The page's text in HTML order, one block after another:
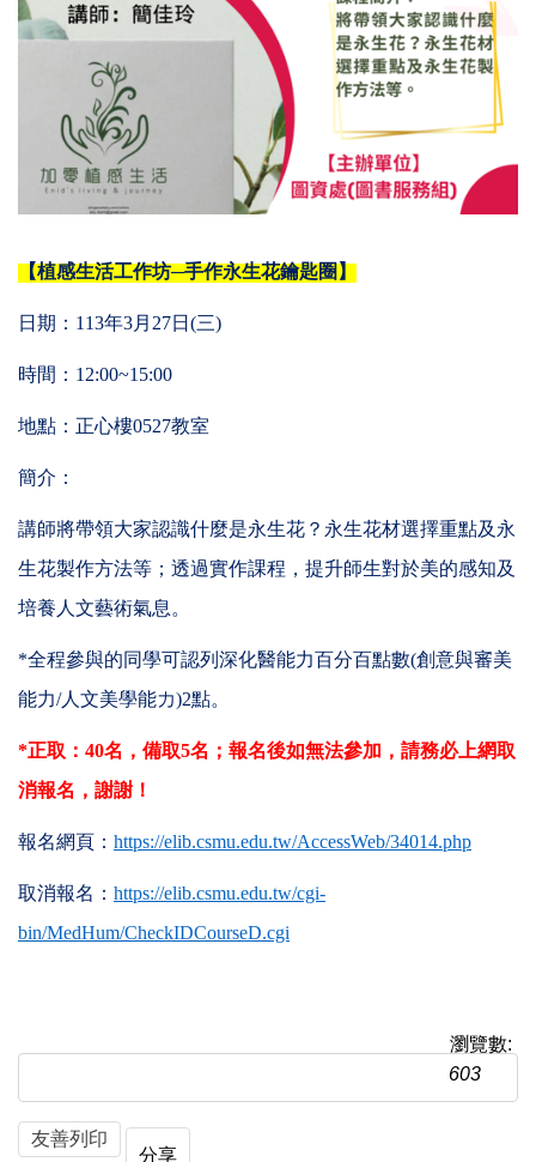
【植感生活工作坊─手作永生花鑰匙圈】
日期： 113年3月 27日 (三)
時間： 12:00~15:00
地點：正心樓0527教室
簡介：
講師將帶領大家認識什麼是永生花？永生花材選擇重點及永
生花製作方法等；透過實作課程，提升師生對於美的感知及
培養人文藝術氣息。
*全程參與的同學可認列深化醫能力百分百點數(創意與審美
能力/人文美學能力)2點。
*正取： 40名，備取5名；報名後如無法參加，請務必上網取
消報名，謝謝！
報名網頁： https://elib.csmu.edu.tw/AccessWeb/34014.php
取消報名： https://elib.csmu.edu.tw/cgi-
bin/MedHum/CheckIDCourseD.cgi
瀏覽數:
603
友善列印
分享